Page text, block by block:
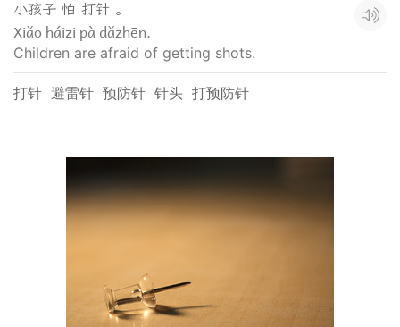
小孩子 怕 打针 。
Xiǎo háizi pà dǎzhēn.
Children are afraid of getting shots.
打针 避雷针 预防针 针头 打预防针